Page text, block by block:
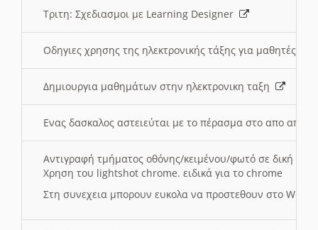
Τριτη: Σχεδιασμοι με Learning Designer
Οδηγιες χρησης της ηλεκτρονικής τάξης για μαθητές
Δημιουργια μαθημάτων στην ηλεκτρονικη ταξη
Ενας δασκαλος αστειεύται με το πέρασμα στο απο
Αντιγραφή τμήματος οθόνης/κειμένου/φωτό σε δική
Χρηση του lightshot chrome. ειδικά για το chrome
Στη συνεχεια μπορουν ευκολα να προστεθουν στο Word